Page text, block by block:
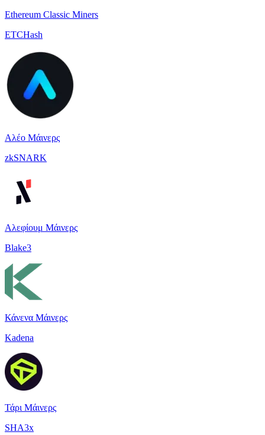
Ethereum Classic Miners
ETCHash
Αλέο Μάινερς
zkSNARK
Αλεφίουμ Μάινερς
Blake3
Κάνενα Μάινερς
Kadena
Τάρι Μάινερς
SHA3x